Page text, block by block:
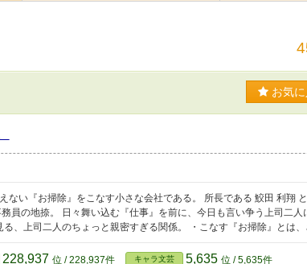
お気
ない『お掃除』をこなす小さな会社である。 所長である 鮫田 利翔 と
員の地捺。 日々舞い込む『仕事』を前に、今日も言い争う上司二人
、上司二人のちょっと親密すぎる関係。 ・こなす『お掃除』とは、
228,937 位 / 228,937件 キャラ文芸 5,635 位 / 5,635件